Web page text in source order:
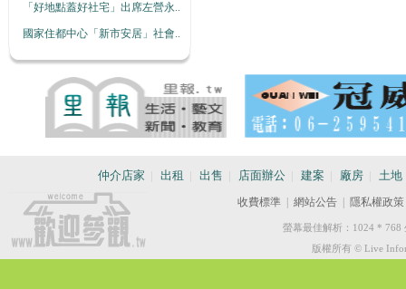
「好地點蓋好社宅」出席左營永..
國家住都中心「新市安居」社會..
仲介店家 出租 出售 店面辦公 建案 廠房 土地
收費標準 網站公告 隱私權政策
螢幕最佳解析：1024 * 768
版權所有 © Live